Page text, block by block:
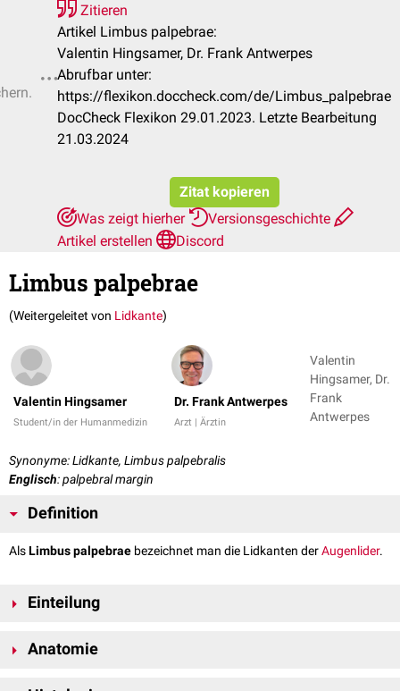
Zitieren
Artikel Limbus palpebrae:
Valentin Hingsamer, Dr. Frank Antwerpes
Abrufbar unter:
https://flexikon.doccheck.com/de/Limbus_palpebrae
DocCheck Flexikon 29.01.2023. Letzte Bearbeitung
21.03.2024
Zitat kopieren
Was zeigt hierher
Versionsgeschichte
Artikel erstellen
Discord
Limbus palpebrae
(Weitergeleitet von Lidkante)
Valentin Hingsamer
Student/in der Humanmedizin
Dr. Frank Antwerpes
Arzt | Ärztin
Valentin
Hingsamer, Dr.
Frank
Antwerpes
Synonyme: Lidkante, Limbus palpebralis
Englisch: palpebral margin
Definition
AlsLimbus palpebrae bezeichnet man die Lidkanten derAugenlider.
Einteilung
OberlidAnatomie